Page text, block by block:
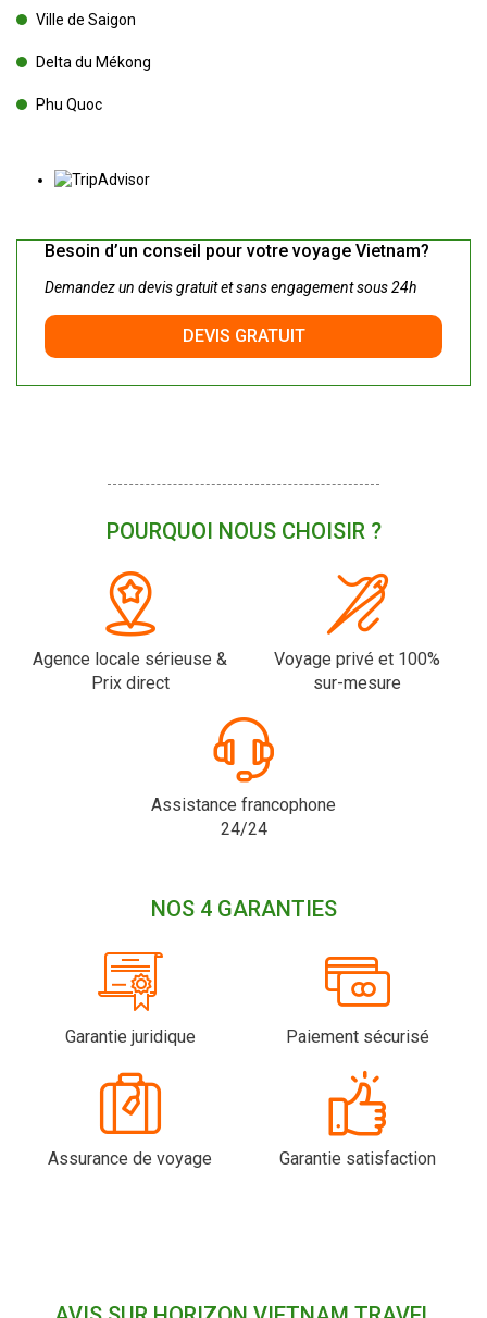
Ville de Saigon
Delta du Mékong
Phu Quoc
Besoin d’un conseil pour votre voyage Vietnam?
Demandez un devis gratuit et sans engagement sous 24h
DEVIS GRATUIT
POURQUOI NOUS CHOISIR ?
Agence locale sérieuse &
Prix direct
Voyage privé et 100%
sur-mesure
Assistance francophone
24/24
NOS 4 GARANTIES
Garantie juridique Paiement sécurisé
Assurance de voyage Garantie satisfaction